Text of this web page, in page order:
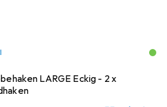
LARGE Eckig - 2 x